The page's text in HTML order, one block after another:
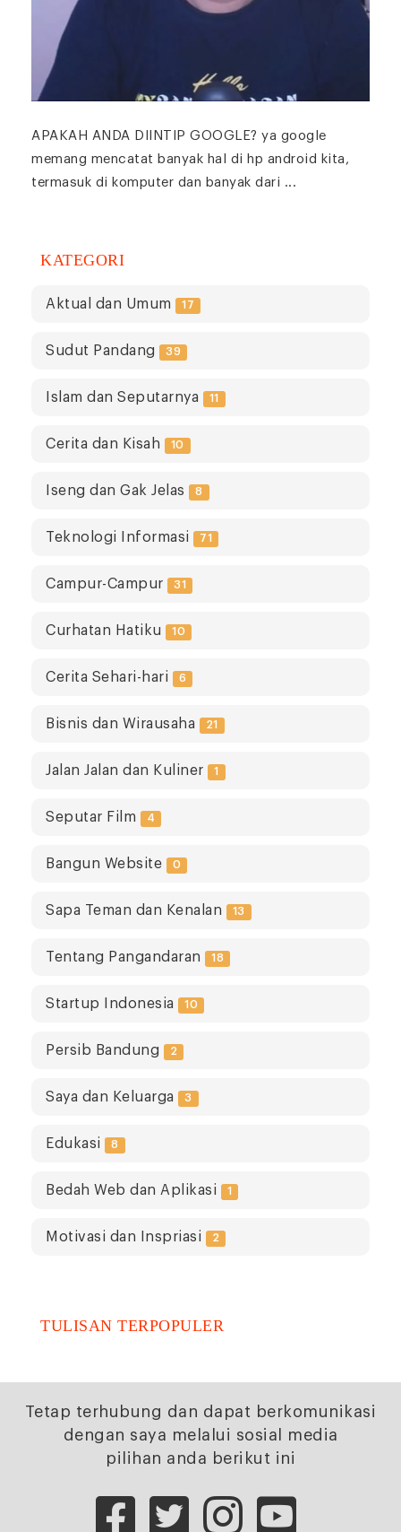
APAKAH ANDA DIINTIP GOOGLE? ya google
memang mencatat banyak hal di hp android kita,
termasuk di komputer dan banyak dari ...
KATEGORI
Aktual dan Umum 17
Sudut Pandang 39
Islam dan Seputarnya 11
Cerita dan Kisah 10
Iseng dan Gak Jelas 8
Teknologi Informasi 71
Campur-Campur 31
Curhatan Hatiku 10
Cerita Sehari-hari 6
Bisnis dan Wirausaha 21
Jalan Jalan dan Kuliner 1
Seputar Film 4
Bangun Website 0
Sapa Teman dan Kenalan 13
Tentang Pangandaran 18
Startup Indonesia 10
Persib Bandung 2
Saya dan Keluarga 3
Edukasi 8
Bedah Web dan Aplikasi 1
Motivasi dan Inspriasi 2
TULISAN TERPOPULER
Tetap terhubung dan dapat berkomunikasi
dengan saya melalui sosial media
pilihan anda berikut ini